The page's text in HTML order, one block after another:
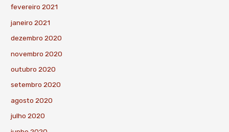
fevereiro 2021
janeiro 2021
dezembro 2020
novembro 2020
outubro 2020
setembro 2020
agosto 2020
julho 2020